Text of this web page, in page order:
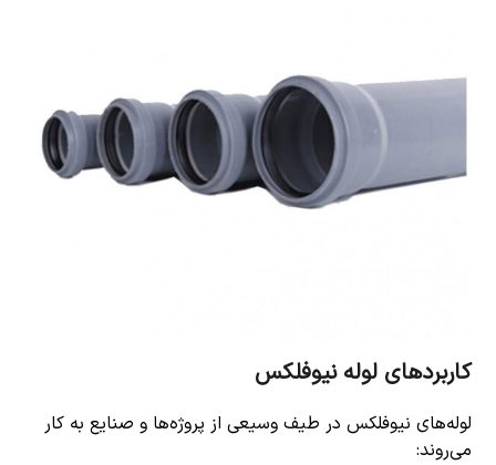
کاربردهای لوله نیوفلکس
لوله‌های نیوفلکس در طیف وسیعی از پروژه‌ها و صنایع به کار
می‌روند: